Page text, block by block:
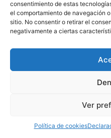
consentimiento de estas
el comportamiento de navegación
sitio. No consentir o retirar el
negativamente a ciertas
Ver
Política de cookies